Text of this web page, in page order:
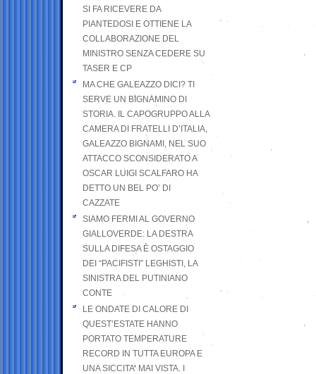
SI FA RICEVERE DA
PIANTEDOSI E OTTIENE LA
COLLABORAZIONE DEL
MINISTRO SENZA CEDERE SU
TASER E CP
MA CHE GALEAZZO DICI? TI
SERVE UN BIGNAMINO DI
STORIA. IL CAPOGRUPPO ALLA
CAMERA DI FRATELLI D’ITALIA,
GALEAZZO BIGNAMI, NEL SUO
ATTACCO SCONSIDERATO A
OSCAR LUIGI SCALFARO HA
DETTO UN BEL PO’ DI
CAZZATE
SIAMO FERMI AL GOVERNO
GIALLOVERDE: LA DESTRA
SULLA DIFESA È OSTAGGIO
DEI “PACIFISTI” LEGHISTI, LA
SINISTRA DEL PUTINIANO
CONTE
LE ONDATE DI CALORE DI
QUEST’ESTATE HANNO
PORTATO TEMPERATURE
RECORD IN TUTTA EUROPA E
UNA SICCITA’ MAI VISTA. I